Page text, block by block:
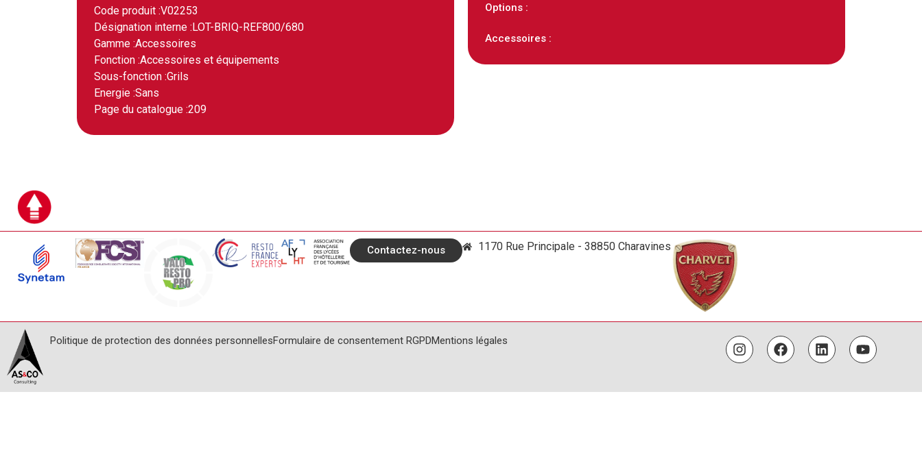
Code produit :V02253
Désignation interne :LOT-BRIQ-REF800/680
Gamme :Accessoires
Fonction :Accessoires et équipements
Sous-fonction :Grils
Energie :Sans
Page du catalogue :209
Options :
Accessoires :
Contactez-nous 1170 Rue Principale - 38850 Charavines
Politique de protection des données personnellesFormulaire de consentement RGPDMentions légales